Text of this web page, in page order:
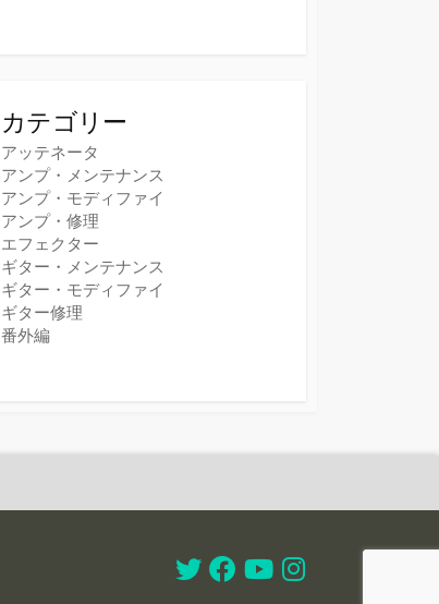
カテゴリー
アッテネータ
アンプ・メンテナンス
アンプ・モディファイ
アンプ・修理
エフェクター
ギター・メンテナンス
ギター・モディファイ
ギター修理
番外編
TwitterFacebook
YoutubeInstagram